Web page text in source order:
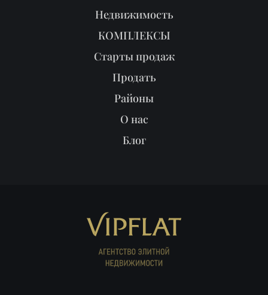
Недвижимость
КОМПЛЕКСЫ
Старты продаж
Продать
Районы
О нас
Блог